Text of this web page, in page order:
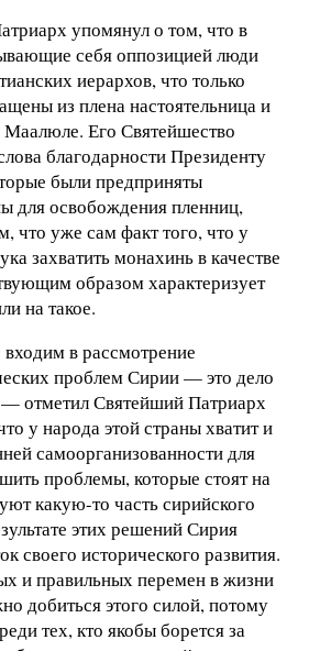
упомянул о том, что в
себя оппозицией люди
иерархов, что только
из плена настоятельница и
Его Святейшество
благодарности Президенту
были предприняты
для освобождения пленниц,
что уже сам факт того, что у
захватить монахинь в качестве
образом характеризует
на такое.
в рассмотрение
проблем Сирии — это дело
— отметил Святейший Патриарх
у народа этой страны хватит и
самоорганизованности для
проблемы, которые стоят на
какую-то часть сирийского
этих решений Сирия
своего исторического развития.
и правильных перемен в жизни
добиться этого силой, потому
тех, кто якобы борется за